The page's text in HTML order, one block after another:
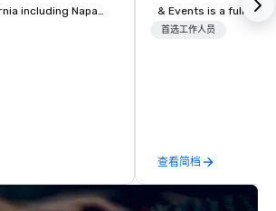
including Napa
luxury self-
vacations
City of San
& Events is a full-
Management
sourcing,
transportation, VIP
programs,
首选工作人员
查看简档